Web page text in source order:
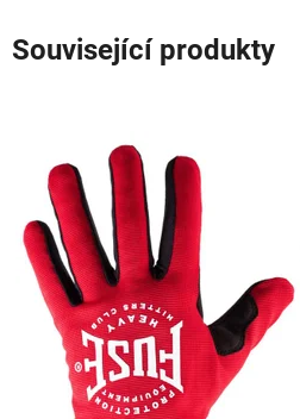
Související produkty